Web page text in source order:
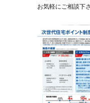
お気軽にご相談下さ